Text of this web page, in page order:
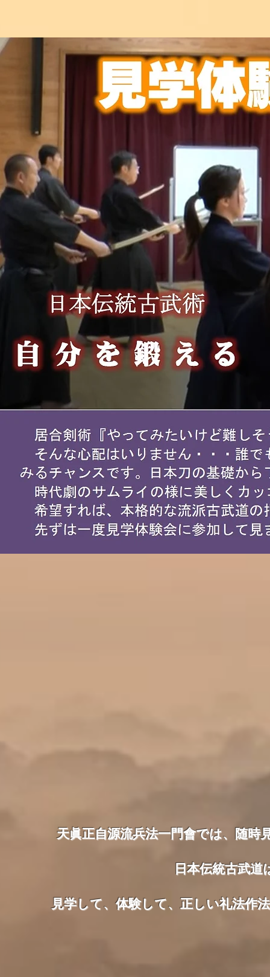
天眞正自源流兵法一門會では、随
日本伝統古武道
見学して、体験して、正しい礼法作